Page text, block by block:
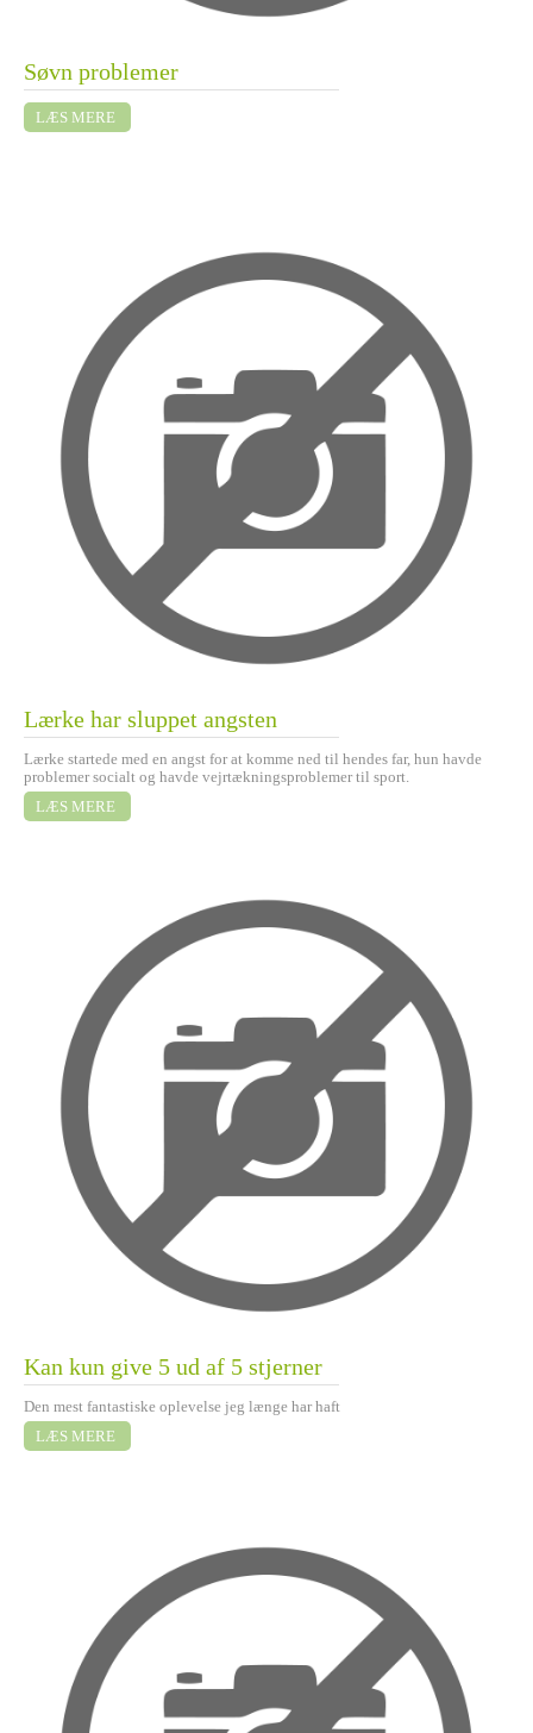
Søvn problemer
Lærke har sluppet angsten
Lærke startede med en angst for at komme ned til hendes far, hun havde
problemer socialt og havde vejrtækningsproblemer til sport.
Kan kun give 5 ud af 5 stjerner
Den mest fantastiske oplevelse jeg længe har haft